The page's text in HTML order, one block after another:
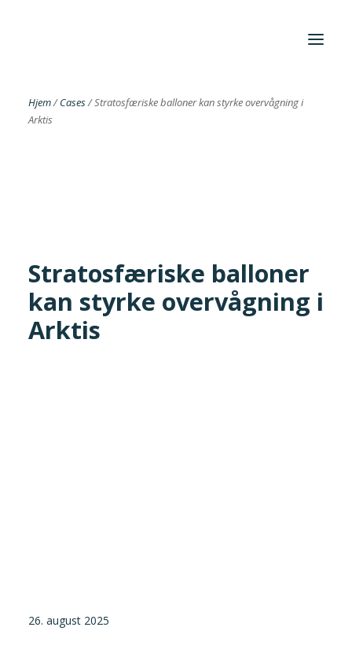
Foreningen
Search
Hjem/Cases/Stratosfæriske balloner kan styrke overvågning i
Arktis
Stratosfæriske balloner
kan styrke overvågning i
Arktis
26. august 2025